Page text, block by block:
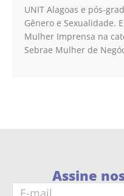
UNIT Alagoas e pós-
Gênero e Sexualidade.
Mulher Imprensa na
Sebrae Mulher de
Assine